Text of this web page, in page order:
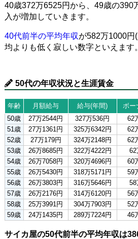
40歳372万6525円から、49歳の390
入が増加していきます。
40代前半の平均年収が582万1000円
均よりも低く寂しい数字といえます。
50代の年収状況と生涯賃金
年齢 月額給与 給与(年間) ボー
50歳
27万2544円 327万536円 62
51歳
27万1361円 325万6342円 62
52歳
27万179円 324万2148円 62
53歳
26万8685円 322万4222円 62
54歳
26万7058円 320万4696円 60
55歳
26万5430円 318万5171円 59
56歳
26万3803円 316万5646円 58
57歳
26万2176円 314万6120円 56
58歳
25万3991円 304万7903円 52
59歳
24万1435円 289万7224円 46
サイカ屋の50代前半の平均年収は